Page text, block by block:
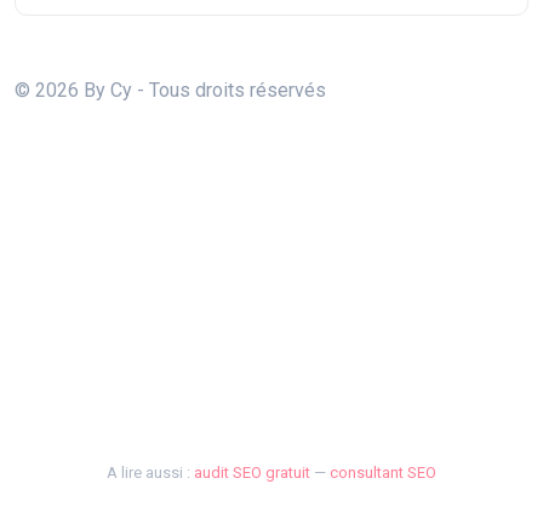
© 2026 By Cy - Tous droits réservés
A lire aussi : audit SEO gratuit — consultant SEO